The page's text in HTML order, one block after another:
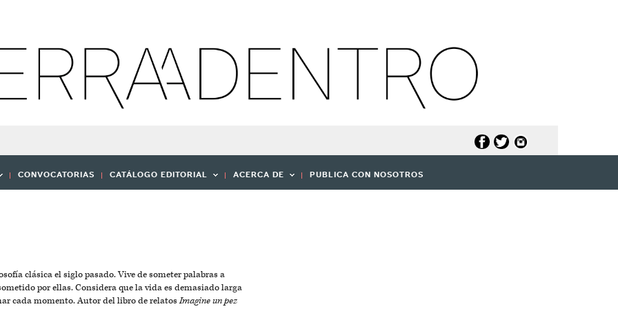
CONVOCATORIAS CATÁLOGO EDITORIAL ACERCA DE PUBLICA CON NOSOTROS
clásica el siglo pasado. Vive de someter palabras a
por ellas. Considera que la vida es demasiado larga
cada momento. Autor del libro de relatosImagine un pez